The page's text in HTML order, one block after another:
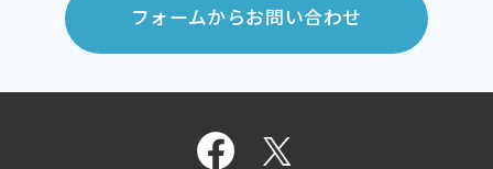
フォームからお問い合わせ